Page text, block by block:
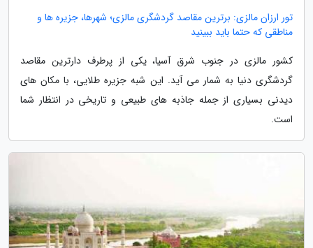
تور ارزان مالزی: برترین مقاصد گردشگری مالزی؛ شهرها، جزیره ها و
مناطقی که حتما باید ببینید
کشور مالزی در جنوب شرق آسیا، یکی از پرطرف دارترین مقاصد
گردشگری دنیا به شمار می آید. این شبه جزیره طلایی، با مکان های
دیدنی بسیاری از جمله جاذبه های طبیعی و تاریخی در انتظار شما
است.